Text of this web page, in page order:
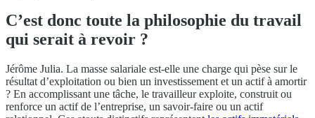
C’est donc toute la philosophie du travail
qui serait à revoir ?
Jérôme Julia. La masse salariale est-elle une charge qui pèse sur le
résultat d’exploitation ou bien un investissement et un actif à amortir
? En accomplissant une tâche, le travailleur exploite, construit ou
renforce un actif de l’entreprise, un savoir-faire ou un actif